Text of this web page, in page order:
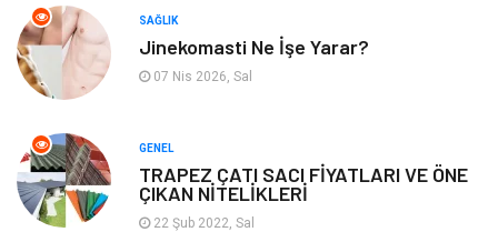
Bebek Giyim Tarih
SAĞLIK
Jinekomasti Ne İşe Yarar?
07 Nis 2026, Sal
GENEL
TRAPEZ ÇATI SACI FİYATLARI VE ÖNE
ÇIKAN NİTELİKLERİ
22 Şub 2022, Sal